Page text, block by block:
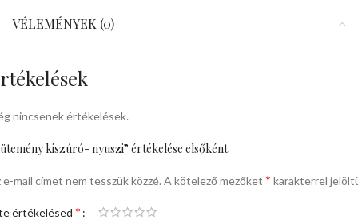
VÉLEMÉNYEK (0)
nincsenek értékelések.
kiszúró- nyuszi” értékelése elsőként
e-mail címet nem tesszük közzé. A kötelező mezőket * karakterrel
értékelésed *